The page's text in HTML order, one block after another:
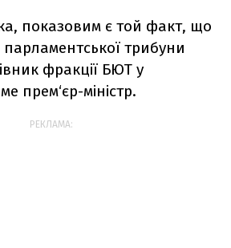
показовим є той факт, що
трибуни
фракції БЮТ у
прем‘єр-міністр.
РЕКЛАМА: